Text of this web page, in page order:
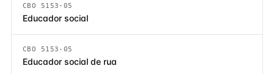
CBO 5153-05
Educador social
CBO 5153-05
Educador social de rua